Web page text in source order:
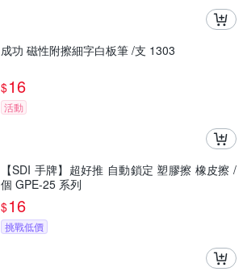
成功 磁性附擦細字白板筆 /支 1303
$16
活動
【SDI 手牌】超好推 自動鎖定 塑膠擦 橡皮擦 /
個 GPE-25 系列
$16
挑戰低價